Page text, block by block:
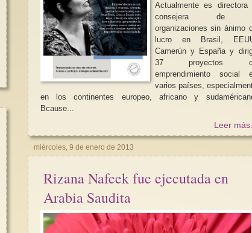
Actualmente es directora
consejera de
organizaciones sin ánimo
lucro en Brasil,
Camerún y España y
37 proyectos
emprendimiento social
varios países,
en los continentes europeo, africano y
Bcause...
Leer
miércoles, 9 de enero de 2013
Rizana Nafeek fue ejecutada en
Arabia Saudita